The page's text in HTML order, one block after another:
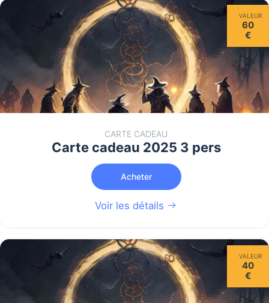
VALEUR
60
€
CARTE CADEAU
Carte cadeau 2025 3 pers
Acheter
Voir les détails
VALEUR
40
€